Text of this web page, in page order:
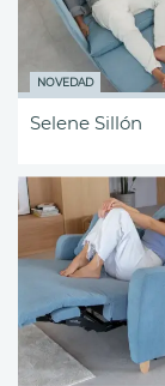
NOVEDAD
Selene Sillón